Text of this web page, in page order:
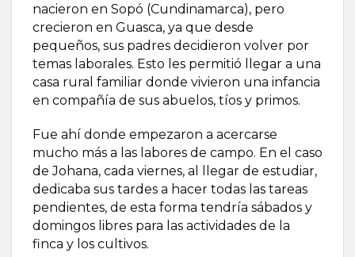
nacieron en Sopó (Cundinamarca), pero
crecieron en Guasca, ya que desde
pequeños, sus padres decidieron volver por
temas laborales. Esto les permitió llegar a una
casa rural familiar donde vivieron una infancia
en compañía de sus abuelos, tíos y primos.
Fue ahí donde empezaron a acercarse
mucho más a las labores de campo. En el caso
de Johana, cada viernes, al llegar de estudiar,
dedicaba sus tardes a hacer todas las tareas
pendientes, de esta forma tendría sábados y
domingos libres para las actividades de la
finca y los cultivos.